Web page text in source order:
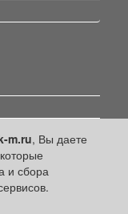
m.ru, Вы даете
и сбора